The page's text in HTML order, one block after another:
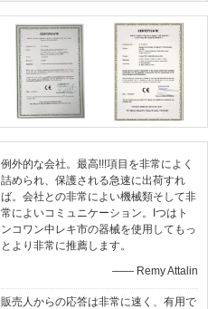
例外的な会社。最高!!!項目を非常によく
詰められ、保護される急速に出荷すれ
ば。会社との非常によい機械類そして非
常によいコミュニケーション。Iつはト
ンコワン中レキ市の器械を使用してもっ
とより非常に推薦します。
—— Remy Attalin
販売人からの応答は非常に速く、有用で